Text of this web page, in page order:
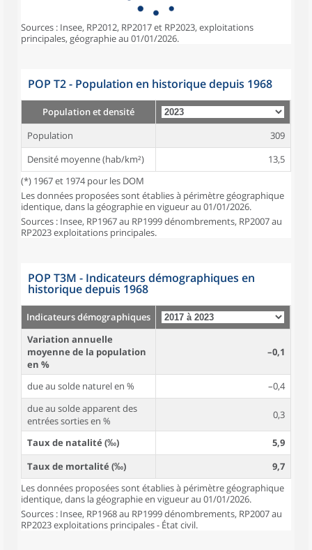
Sources : Insee, RP2012, RP2017 et RP2023, exploitations
principales, géographie au 01/01/2026.
POP T2 - Population en historique depuis 1968
Population et densité
Population
309
Densité moyenne (hab/km²)
13,5
(*) 1967 et 1974 pour les DOM
Les données proposées sont établies à périmètre géographique
identique, dans la géographie en vigueur au 01/01/2026.
Sources : Insee, RP1967 au RP1999 dénombrements, RP2007 au
RP2023 exploitations principales.
POP T3M - Indicateurs démographiques en
historique depuis 1968
Indicateurs démographiques
Variation annuelle
moyenne de la population
en %
–0,1
due au solde naturel en %
–0,4
due au solde apparent des
entrées sorties en %
0,3
Taux de natalité (‰)
5,9
Taux de mortalité (‰)
9,7
Les données proposées sont établies à périmètre géographique
identique, dans la géographie en vigueur au 01/01/2026.
Sources : Insee, RP1968 au RP1999 dénombrements, RP2007 au
RP2023 exploitations principales - État civil.